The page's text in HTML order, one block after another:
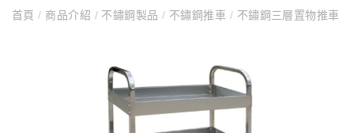
首頁/ 商品介紹 /不鏽鋼製品/ 不鏽鋼推車 / 不鏽鋼三層置物推車